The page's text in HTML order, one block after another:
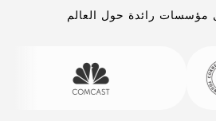
رائدة حول العالم